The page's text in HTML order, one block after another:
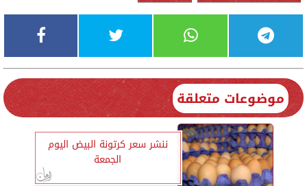
موضوعات متعلقة
ننشر سعر كرتونة البيض اليوم
الجمعة